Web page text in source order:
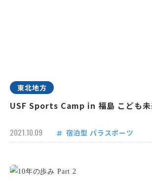
東北地方
USF Sports Camp in 福島 こども
2021.10.09 宿泊型 パラスポーツ